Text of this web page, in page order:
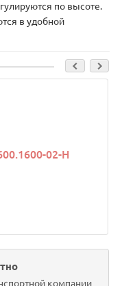
по высоте.
в удобной
02-Н
компании